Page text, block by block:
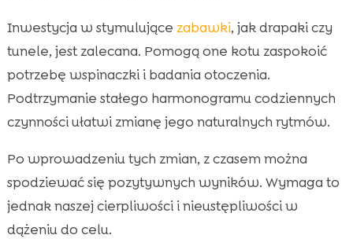
Inwestycja w stymulujące zabawki, jak drapaki czy
tunele, jest zalecana. Pomogą one kotu zaspokoić
potrzebę wspinaczki i badania otoczenia.
Podtrzymanie stałego harmonogramu codziennych
czynności ułatwi zmianę jego naturalnych rytmów.
Po wprowadzeniu tych zmian, z czasem można
spodziewać się pozytywnych wyników. Wymaga to
jednak naszej cierpliwości i nieustępliwości w
dążeniu do celu.